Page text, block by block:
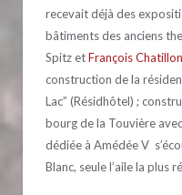
recevait déjà des
bâtiments des anciens
Spitz etFrançois Chatillon
construction de la
Lac” (Résidhôtel) ;
bourg de la Touvière
dédiée à Amédée V
Blanc, seule l’aile la plus